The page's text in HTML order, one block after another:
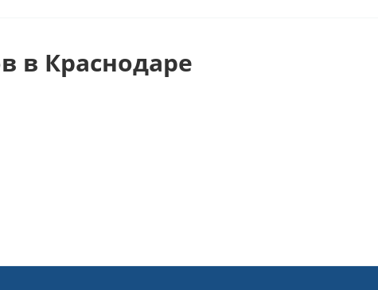
в Краснодаре